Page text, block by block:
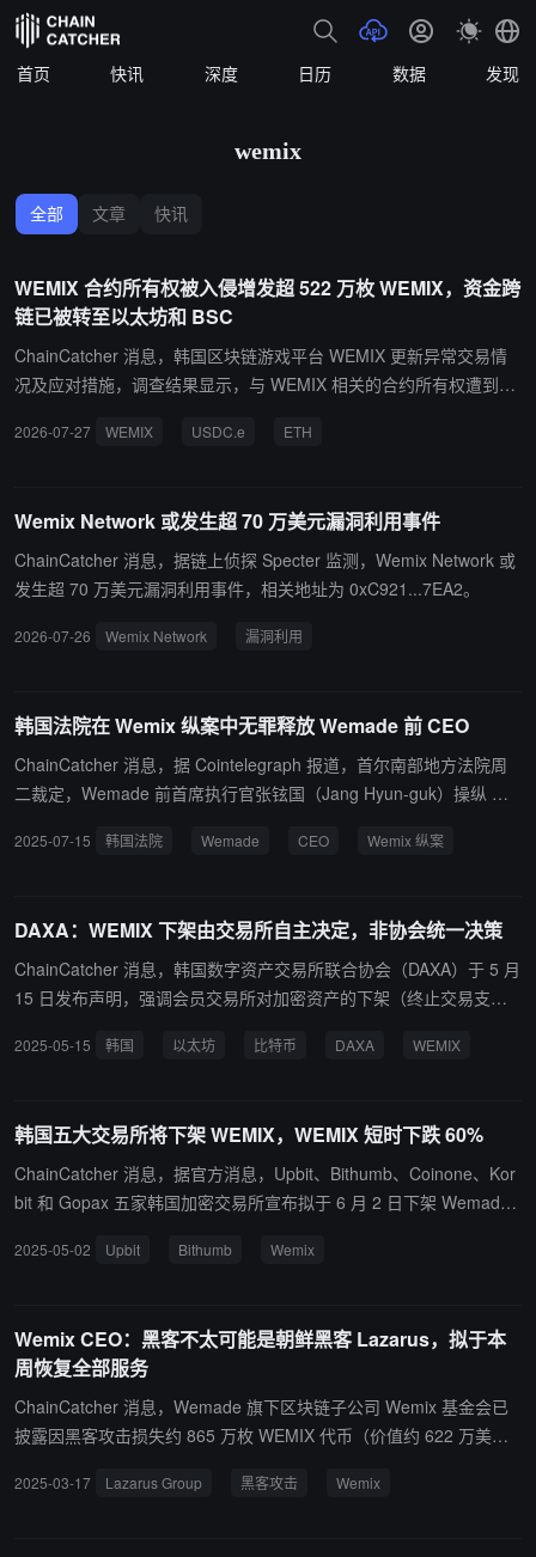
首页 快讯 深度 日历 数据 发现
wemix
全部 文章 快讯
WEMIX 合约所有权被入侵增发超 522 万枚 WEMIX，资金跨
链已被转至以太坊和 BSC
ChainCatcher 消息，韩国区块链游戏平台 WEMIX 更新异常交易情
况及应对措施，调查结果显示，与 WEMIX 相关的合约所有权遭到入
36 WEMIX 和 724,198.27 USDC.e。窃取的 USDC.e 通过桥转移至
方申请冻结。目前确切原因仍在调查中，团队与外部专家正进行全面
审查，同时检查相关及类似合约。行情显示，WEMIX 代币价格 24
小时下跌 16.65%。
2026-07-27 WEMIX USDC.e ETH
Wemix Network 或发生超 70 万美元漏洞利用事件
ChainCatcher 消息，据链上侦探 Specter 监测，Wemix Network 或
发生超 70 万美元漏洞利用事件，相关地址为 0xC921...7EA2。
2026-07-26 Wemix Network 漏洞利用
韩国法院在 Wemix 纵案中无罪释放 Wemade 前 CEO
ChainCatcher 消息，据 Cointelegraph 报道，首尔南部地方法院周
二裁定，Wemade 前首席执行官张铉国（Jang Hyun-guk）操纵 WE
2 亿美元代币的事实，但法院认定缺乏故意操纵市场的证据。受此消
2025-07-15 韩国法院 Wemade CEO Wemix 纵案
DAXA：WEMIX 下架由交易所自主决定，非协会统一决策
ChainCatcher 消息，韩国数字资产交易所联合协会（DAXA）于 5 月
15 日发布声明，强调会员交易所对加密资产的下架（终止交易支
期 WEMIX 被 Bithumb、Coinone、Korbit 和 GOPAX 等交易所再次
2025-05-15 韩国 以太坊 比特币 DAXA WEMIX
韩国五大交易所将下架 WEMIX，WEMIX 短时下跌 60%
ChainCatcher 消息，据官方消息，Upbit、Bithumb、Coinone、Kor
bit 和 Gopax 五家韩国加密交易所宣布拟于 6 月 2 日下架 Wemade
该特定代币的决策是通过韩国数字资产交易协会 DAXA 做出的，其成
全性后确定该资产不符合维持交易支持的标准。 受该消息影响，WE
MIX 短时下跌 60% 至 0.25 USDT，现小幅回升至 0.38 USDT。
2025-05-02 Upbit Bithumb Wemix
Wemix CEO：黑客不太可能是朝鲜黑客 Lazarus，拟于本
周恢复全部服务
ChainCatcher 消息，Wemade 旗下区块链子公司 Wemix 基金会已
披露因黑客攻击损失约 865 万枚 WEMIX 代币（价值约 622 万美
织 Lazarus Group，而是一名专业人士，通过窃取 NFT 平台 Nile 的
2025-03-17 Lazarus Group 黑客攻击 Wemix